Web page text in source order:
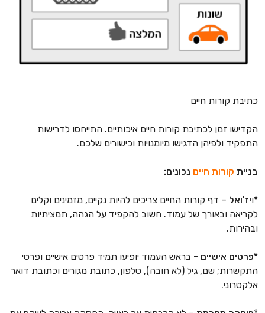
כתיבת קורות חיים
הקדישו זמן לכתיבת קורות חיים איכותיים. התייחסו לדרישות
התפקיד ולפיהן הדגישו מיומנויות וכישורים שלכם.
בניית קורות חיים נכונים:
*ויז'ואל – דף קורות החיים צריכים להיות נקיים, מזמינים וקלים
לקריאה ובאורך של עמוד. חשוב להקפיד על הגהה, תמציתיות
ובהירות.
*פרטים אישיים - בראש העמוד יופיעו תמיד פרטים אישיים ופרטי
התקשרות; שם, גיל (לא חובה), טלפון, כתובת מגורים וכתובת דואר
אלקטרוני.